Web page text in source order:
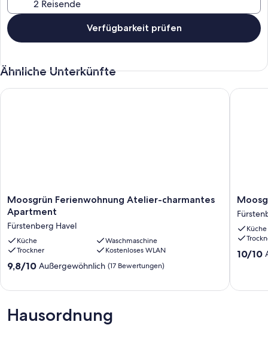
Verfügbarkeit prüfen
Ähnliche Unterkünfte
Moosgrün
Ferienwohnung
Atelier-
charmantes
Apartment
Fürstenberg
Havel
Moosgrün Ferienwohnung Atelier-charmantes
Apartment
Fürstenberg Havel
Küche
Waschmaschine
Trockner
Kostenloses WLAN
9.8
(17
Bewertungen)
9,8/10 Außergewöhnlich (17 Bewertungen)
Moosgrün Ferienwohnung Atelier-charmantes Apartment
1
-
Eastside
Küche
10.0
10/10
Hausordnung